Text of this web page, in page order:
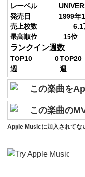
レーベル
発売日
1999年
売上枚数
6.1
最高順位
15位
ランクイン週数
TOP10
0
週
TOP20
週
この楽曲を
この楽曲の
Apple Musicに加入されてな